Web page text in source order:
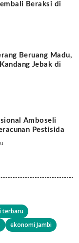
Beraksi di
Beruang Madu,
Jebak di
Amboseli
Pestisida
terbaru
ekonomi Jambi